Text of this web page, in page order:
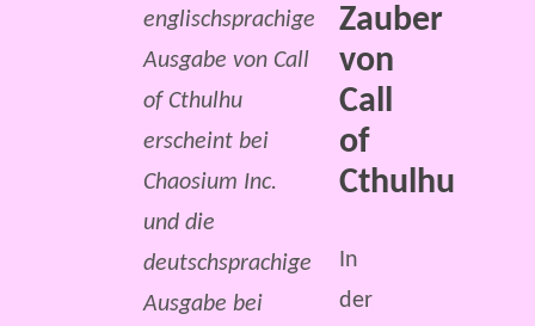
englischsprachige
Ausgabe von Call
of Cthulhu
erscheint bei
Chaosium Inc.
und die
deutschsprachige
Ausgabe bei
Zauber
von
Call
of
Cthulhu
In
der